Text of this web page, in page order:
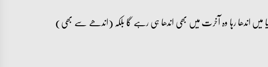
میں اندھا رہا وہ آخرت میں بھی اندھا ہی رہے گا بلکہ (اندھے سے بھی)